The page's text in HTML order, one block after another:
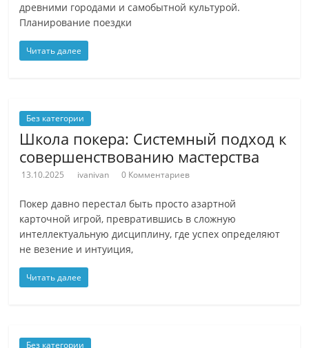
древними городами и самобытной культурой.
Планирование поездки
Читать далее
Без категории
Школа покера: Системный подход к
совершенствованию мастерства
13.10.2025 ivanivan 0 Комментариев
Покер давно перестал быть просто азартной
карточной игрой, превратившись в сложную
интеллектуальную дисциплину, где успех определяют
не везение и интуиция,
Читать далее
Без категории